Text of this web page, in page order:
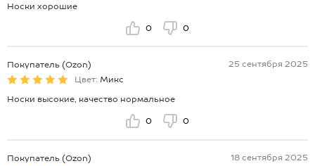
Носки хорошие
0 0
Покупатель (Ozon)
25 сентября 2025
Цвет: Микс
Носки высокие, качество нормальное
0 0
Покупатель (Ozon)
18 сентября 2025